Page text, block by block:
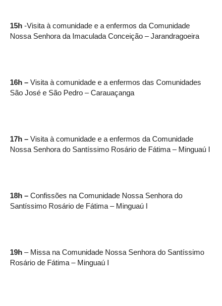
15h -Visita à comunidade e a enfermos da Comunidade
Nossa Senhora da Imaculada Conceição – Jarandragoeira
16h – Visita à comunidade e a enfermos das Comunidades
São José e São Pedro – Carauaçanga
17h – Visita à comunidade e a enfermos da Comunidade
Nossa Senhora do Santíssimo Rosário de Fátima – Minguaú I
18h – Confissões na Comunidade Nossa Senhora do
Santíssimo Rosário de Fátima – Minguaú I
19h – Missa na Comunidade Nossa Senhora do Santíssimo
Rosário de Fátima – Minguaú I